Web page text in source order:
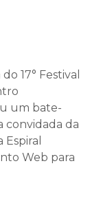
17° Festival
um bate-
convidada da
Web para